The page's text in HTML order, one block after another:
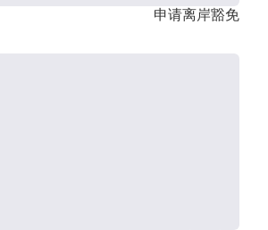
申请离岸豁免